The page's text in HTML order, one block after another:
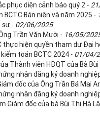
phục diện cảnh báo quý 2 -
Bán niên và năm 2025 -
sự - 02/06/2025
Trần Văn Mười - 16/05/
thực hiện quyền tham dự Đại
toán BCTC 2024 - 01/04/
Thành viên HĐQT của Bà Bùi
nhận đăng ký doanh
đốc của Ông Trần Bá Mai
nhận đăng ký doanh
Giám đốc của bà Bùi Thị Hà